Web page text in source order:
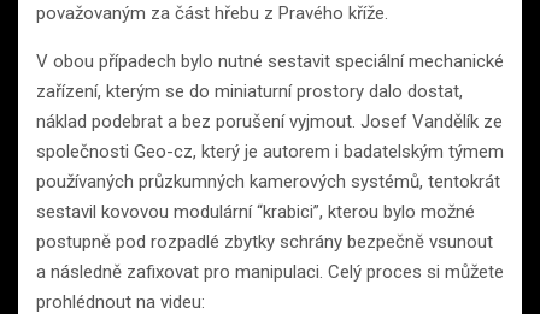
považovaným za část hřebu z Pravého kříže.
V obou případech bylo nutné sestavit speciální mechanické
zařízení, kterým se do miniaturní prostory dalo dostat,
náklad podebrat a bez porušení vyjmout. Josef Vandělík ze
společnosti Geo-cz, který je autorem i badatelským týmem
používaných průzkumných kamerových systémů, tentokrát
sestavil kovovou modulární “krabici”, kterou bylo možné
postupně pod rozpadlé zbytky schrány bezpečně vsunout
a následně zafixovat pro manipulaci. Celý proces si můžete
prohlédnout na videu: